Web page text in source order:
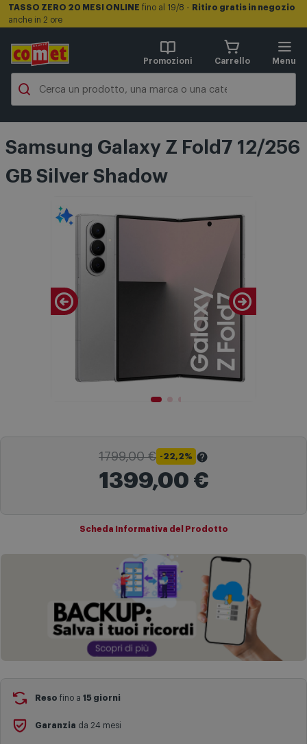
TASSO ZERO 20 MESI ONLINE fino al 19/8 - Ritiro gratis in negozio
anche in 2 ore
Promozioni Carrello Menu
Samsung Galaxy Z Fold7 12/256
GB Silver Shadow
1799,00 € -22,2%
1399,00 €
sul sito comet.it prima dell'applicazione dello sconto.
Scheda Informativa del Prodotto
Reso fino a 15 giorni
Garanzia da 24 mesi